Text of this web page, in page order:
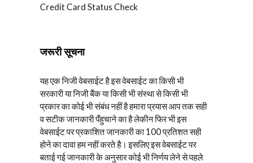
Credit Card Status Check
जरूरी सूचना
यह एक निजी वेबसाईट है इस वेबसाईट का किसी भी
सरकारी या निजी बैंक या किसी भी संस्था से किसी भी
प्रकार का कोई भी संबंध नहीं है हमारा प्रयास आप तक सही
व सटीक जानकारी पँहुचाने का है लेकीन फिर भी इस
वेबसाईट पर प्रकाशित जानकारी का 100 प्रतिशत सही
होने का दावा हम नहीं करते है। इसलिए इस वेबसाईट पर
बताई गई जानकारी के अनुसार कोई भी निर्णय लेने से पहले